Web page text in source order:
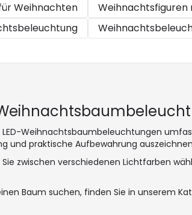
Weihnachten
Weihnachtsfiguren
LED-Weihnachtsbaumbeleuchtungen
und praktische Aufbewahrung
zwischen verschiedenen Lichtfarben
Baum suchen, finden Sie in unserem